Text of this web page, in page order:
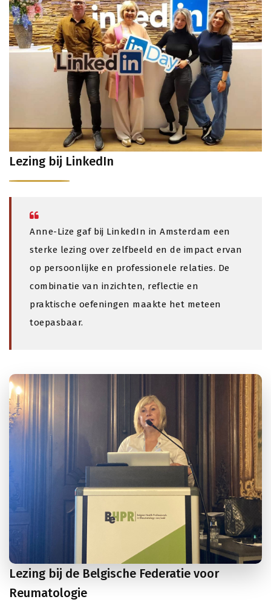
Lezing bij LinkedIn
Anne-Lize gaf bij LinkedIn in Amsterdam een
sterke lezing over zelfbeeld en de impact ervan
op persoonlijke en professionele relaties. De
combinatie van inzichten, reflectie en
praktische oefeningen maakte het meteen
toepasbaar.
Lezing bij de Belgische Federatie voor
Reumatologie